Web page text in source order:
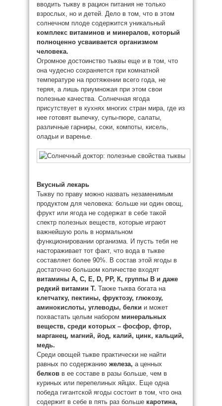
вводить тыкву в рацион питания не только
взрослых, но и детей. Дело в том, что в этом
солнечном плоде содержится уникальный
комплекс витаминов и минералов, который
полноценно усваивается организмом
человека.
Огромное достоинство тыквы еще и в том, что
она чудесно сохраняется при комнатной
температуре на протяжении всего года, не
теряя, а лишь приумножая при этом свои
полезные качества. Солнечная ягода
присутствует в кухнях многих стран мира, где из
нее готовят выпечку, супы-пюре, салаты,
различные гарниры, соки, компоты, кисель,
оладьи и варенье.
Вкусный лекарь
Тыкву по праву можно назвать незаменимым
продуктом для человека: больше ни один овощ,
фрукт или ягода не содержат в себе такой
спектр полезных веществ, которые играют
важнейшую роль в нормальном
функционировании организма. И пусть тебя не
настораживает тот факт, что вода в тыкве
составляет более 90%. В состав этой ягоды в
достаточно большом количестве входят
витамины А, С, Е, D, РР, К, группы В и даже
редкий витамин Т. Также тыква богата на
клетчатку, пектины, фруктозу, глюкозу,
аминокислоты, углеводы, белки и может
похвастать целым набором минеральных
веществ, среди которых – фосфор, фтор,
марганец, магний, йод, калий, цинк, кальций,
медь.
Среди овощей тыкве практически не найти
равных по содержанию железа, а ценных
белков в ее составе в разы больше, чем в
куриных или перепелиных яйцах. Еще одна
победа гигантской ягоды состоит в том, что она
содержит в себе в пять раз больше каротина,